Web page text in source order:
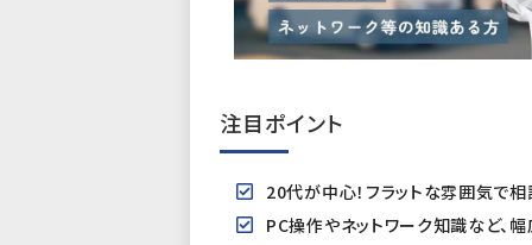
注目ポイント
20代が中心！フラットな雰囲気で
PC操作やネットワーク知識など、